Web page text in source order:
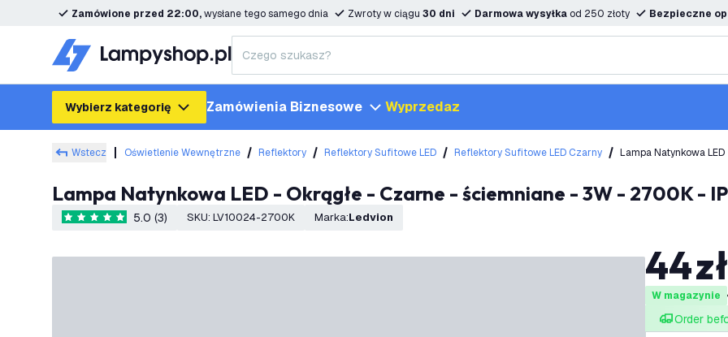
Zamówione przed 22:00,wysłane tego samego dnia Zwroty w ciągu 30 dni Darmowa wysyłka od 250 złoty Bezpieczne
Wybierz kategorię Zamówienia Biznesowe Wyprzedaz
Wstecz Oświetlenie Wewnętrzne Reflektory Reflektory Sufitowe LED Reflektory Sufitowe LED Czarny Lampa Natynkowa
Lampa Natynkowa LED - Okrągłe - Czarne - ściemniane - 3W - 2700K -
5 Gwiazdki oceny
5.0 (3) SKU: LV10024-2700K Marka: Ledvion
44zł
W magazynie
Order